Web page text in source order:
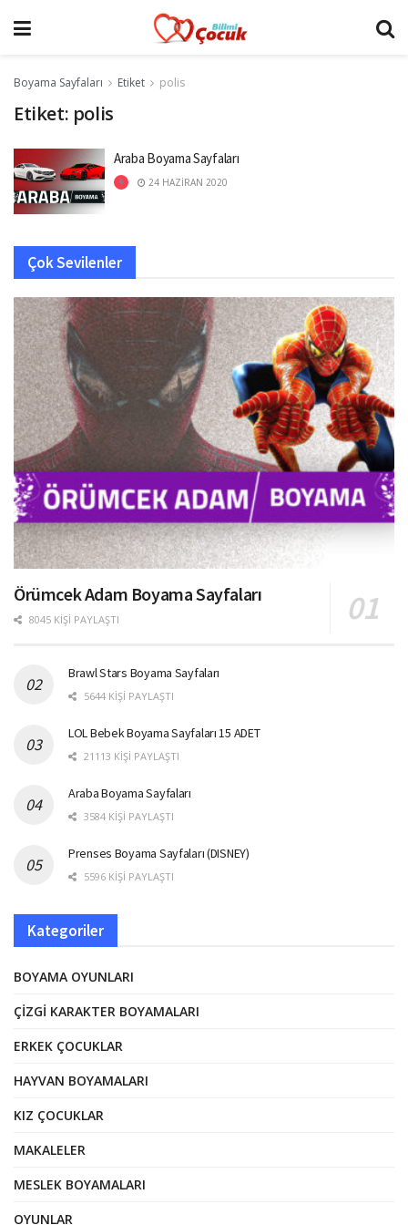
Boyama Sayfaları Etiket polis
Etiket: polis
Araba Boyama Sayfaları
24 HAZIRAN 2020
Çok Sevilenler
Örümcek Adam Boyama Sayfaları
8045 KIŞI PAYLAŞTI
Brawl Stars Boyama Sayfaları
5644 KIŞI PAYLAŞTI
LOL Bebek Boyama Sayfaları 15 ADET
21113 KIŞI PAYLAŞTI
Araba Boyama Sayfaları
3584 KIŞI PAYLAŞTI
Prenses Boyama Sayfaları (DISNEY)
5596 KIŞI PAYLAŞTI
Kategoriler
BOYAMA OYUNLARI
ÇIZGI KARAKTER BOYAMALARI
ERKEK ÇOCUKLAR
HAYVAN BOYAMALARI
KIZ ÇOCUKLAR
MAKALELER
MESLEK BOYAMALARI
OYUNLAR